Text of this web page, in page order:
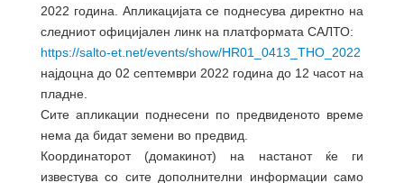
2022 година. Апликацијата се поднесува директно на
следниот официјален линк на платформата САЛТО:
https://salto-et.net/events/show/HR01_0413_THO_2022
најдоцна до 02 септември 2022 година до 12 часот на
пладне.
Сите апликации поднесени по предвиденото време
нема да бидат земени во предвид.
Координаторот (домакинот) на настанот ќе ги
известува со сите дополнителни информации само